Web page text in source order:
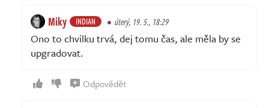
Miky INDIAN úterý, 19. 5., 18:29
Ono to chvilku trvá, dej tomu čas, ale měla by se
upgradovat.
Odpovědět